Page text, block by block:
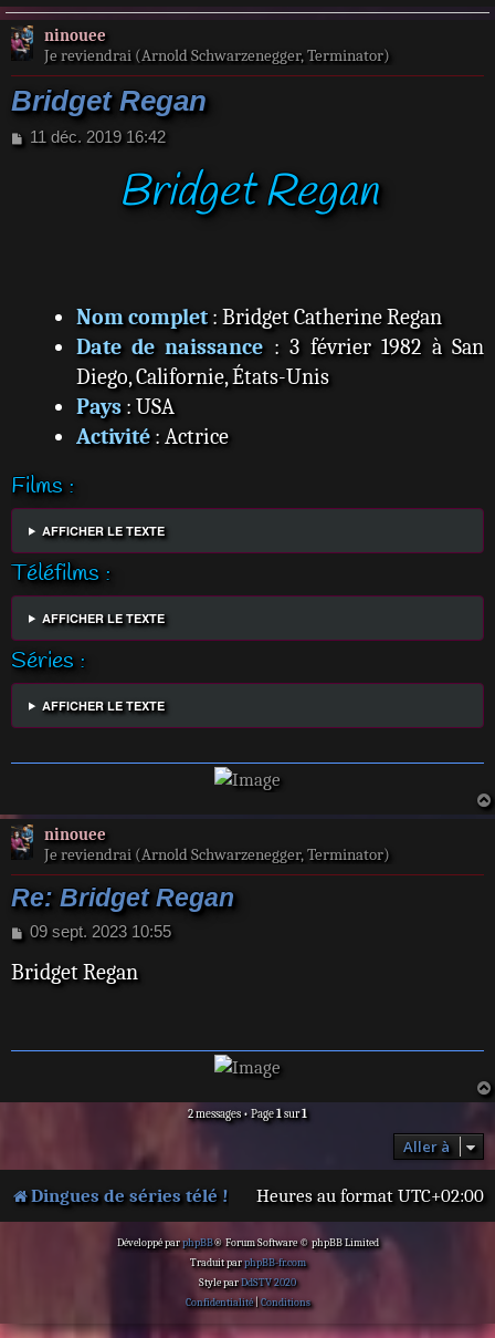
ninouee
Je reviendrai (Arnold Schwarzenegger, Terminator)
Bridget Regan
M11 déc. 2019 16:42
Bridget Regan
Nom complet: Bridget Catherine Regan
Date de naissance : 3 février 1982 à San
Diego, Californie, États-Unis
Pays: USA
Activité: Actrice
Films :
AFFICHER LE TEXTE
Téléfilms :
AFFICHER LE TEXTE
Séries :
AFFICHER LE TEXTE
ninouee
Je reviendrai (Arnold Schwarzenegger, Terminator)
Re: Bridget Regan
M
s
e
09 sept. 2023 10:55
Bridget Regan
2 messages • Page1sur1
Aller à
Dingues de séries télé ! Heures au format UTC+02:00
Développé parphpBB® Forum Software © phpBB Limited
Traduit parphpBB-fr.com
Style parDdSTV 2020
Confidentialité|Conditions